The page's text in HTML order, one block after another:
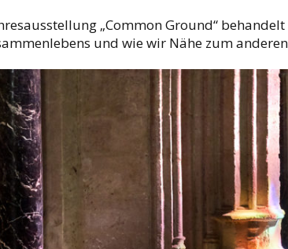
„Common Ground“
und wie wir Nähe zum